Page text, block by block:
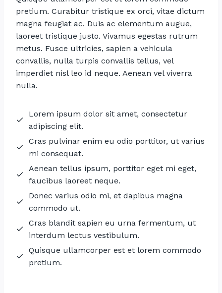
pretium. Curabitur tristique ex orci, vitae dictum
magna feugiat ac. Duis ac elementum augue,
laoreet tristique justo. Vivamus egestas rutrum
metus. Fusce ultricies, sapien a vehicula
convallis, nulla turpis convallis tellus, vel
imperdiet nisl leo id neque. Aenean vel viverra
nulla.
Lorem ipsum dolor sit amet, consectetur
adipiscing elit.
Cras pulvinar enim eu odio porttitor, ut varius
mi consequat.
Aenean tellus ipsum, porttitor eget mi eget,
faucibus laoreet neque.
Donec varius odio mi, et dapibus magna
commodo ut.
Cras blandit sapien eu urna fermentum, ut
interdum lectus vestibulum.
Quisque ullamcorper est et lorem commodo
pretium.